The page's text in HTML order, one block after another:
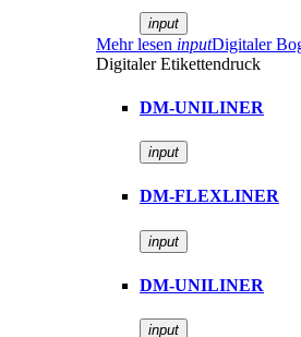
input
Mehr lesen inputDigitaler
Digitaler Etikettendruck
DM-UNILINER
input
DM-FLEXLINER
input
DM-UNILINER
input